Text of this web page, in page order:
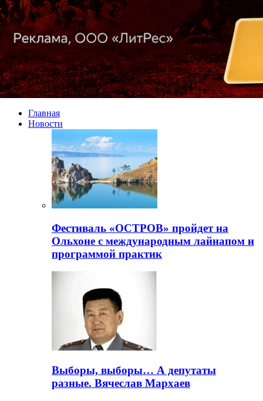
Главная
Новости
Фестиваль «ОСТРОВ» пройдет на
Ольхоне с международным лайнапом и
программой практик
Выборы, выборы… А депутаты
разные. Вячеслав Мархаев